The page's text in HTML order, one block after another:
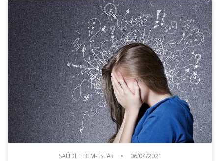
SAÚDE E BEM-ESTAR • 06/04/2021